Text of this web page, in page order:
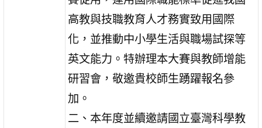
高教與技職教育人才務實致用國際
化，並推動中小學生活與職場試探等
英文能力。特辦理本大賽與教師增能
研習會，敬邀貴校師生踴躍報名參
加。
二、本年度並續邀請國立臺灣科學教